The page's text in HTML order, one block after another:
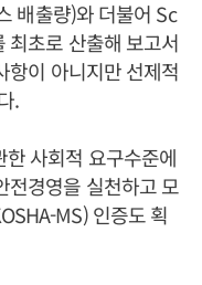
배출량)와 더불어 Sc
최초로 산출해 보고서
항이 아니지만 선제적
.
한 사회적 요구수준에
전경영을 실천하고 모
MS) 인증도 획